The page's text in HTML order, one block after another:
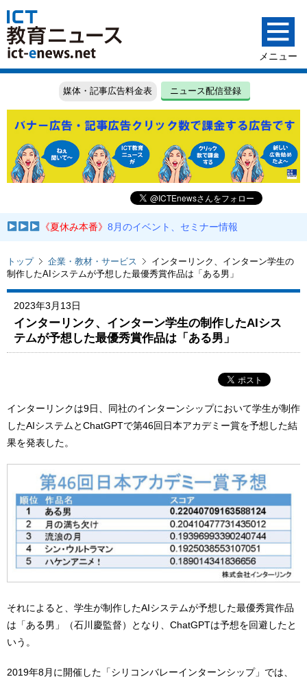
媒体・記事広告料金表 ニュース配信登録
《夏休み本番》8月のイベント、セミナー情報
トップ 企業・教材・サービス
インターリンク、インターン学生の
制作したAIシステムが予想した最優秀賞作品は「ある男」
2023年3月13日
インターリンク、インターン学生の制作したAIシス
テムが予想した最優秀賞作品は「ある男」
インターリンクは9日、同社のインターンシップにおいて学生が制作
したAIシステムとChatGPTで第46回日本アカデミー賞を予想した結
果を発表した。
それによると、学生が制作したAIシステムが予想した最優秀賞作品
は「ある男」（石川慶監督）となり、ChatGPTは予想を回避したと
いう。
2019年8月に開催した「シリコンバレーインターンシップ」では、